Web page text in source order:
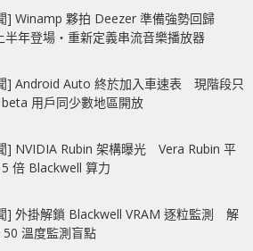
] Winamp 夥拍 Deezer 準備強勢回歸
半年登場‧重新定義串流音樂播放器
] Android Auto 終於加入車速表 現階段只
用戶同少數地區開放
] NVIDIA Rubin 架構曝光 Vera Rubin 平
倍 Blackwell 算力
] 外掛解鎖 Blackwell VRAM 逐粒監測 解
50 溫度監測盲點